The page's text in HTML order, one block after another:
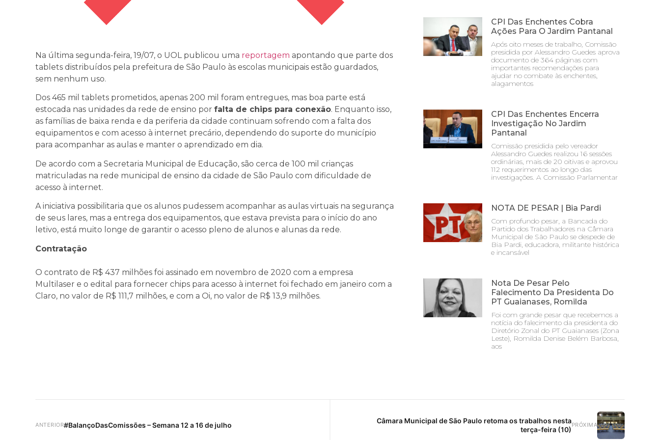
Na última segunda-feira, 19/07, o UOL publicou uma reportagem apontando que parte dos
tablets distribuídos pela prefeitura de São Paulo às escolas municipais estão guardados,
sem nenhum uso.
Dos 465 mil tablets prometidos, apenas 200 mil foram entregues, mas boa parte está
estocada nas unidades da rede de ensino por falta de chips para conexão. Enquanto isso,
as famílias de baixa renda e da periferia da cidade continuam sofrendo com a falta dos
equipamentos e com acesso à internet precário, dependendo do suporte do município
para acompanhar as aulas e manter o aprendizado em dia.
De acordo com a Secretaria Municipal de Educação, são cerca de 100 mil crianças
matriculadas na rede municipal de ensino da cidade de São Paulo com dificuldade de
acesso à internet.
A iniciativa possibilitaria que os alunos pudessem acompanhar as aulas virtuais na segurança
de seus lares, mas a entrega dos equipamentos, que estava prevista para o início do ano
letivo, está muito longe de garantir o acesso pleno de alunos e alunas da rede.
Contratação
O contrato de R$ 437 milhões foi assinado em novembro de 2020 com a empresa
Multilaser e o edital para fornecer chips para acesso à internet foi fechado em janeiro com a
Claro, no valor de R$ 111,7 milhões, e com a Oi, no valor de R$ 13,9 milhões.
CPI Das Enchentes Cobra
Ações Para O Jardim Pantanal
Após oito meses de trabalho, Comissão
presidida por Alessandro Guedes aprova
documento de 364 páginas com
importantes recomendações para
ajudar no combate às enchentes,
alagamentos
CPI Das Enchentes Encerra
Investigação No Jardim
Pantanal
Comissão presidida pelo vereador
Alessandro Guedes realizou 16 sessões
ordinárias, mais de 20 oitivas e aprovou
112 requerimentos ao longo das
investigações. A Comissão Parlamentar
NOTA DE PESAR | Bia Pardi
Com profundo pesar, a Bancada do
Partido dos Trabalhadores na Câmara
Municipal de São Paulo se despede de
Bia Pardi, educadora, militante histórica
e incansável
Nota De Pesar Pelo
Falecimento Da Presidenta Do
PT Guaianases, Romilda
Foi com grande pesar que recebemos a
notícia do falecimento da presidenta do
Diretório Zonal do PT Guaianases (Zona
Leste), Romilda Denise Belém Barbosa,
aos
ANTERIOR#BalançoDasComissões – Semana 12 a 16 de julho PRÓXIMA
Câmara Municipal de São Paulo retoma os trabalhos nesta
terça-feira (10)